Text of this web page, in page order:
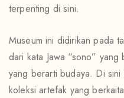
terpenting di sini.
Museum ini didirikan pada
dari kata Jawa “sono”
yang berarti budaya. Di sini
koleksi artefak yang